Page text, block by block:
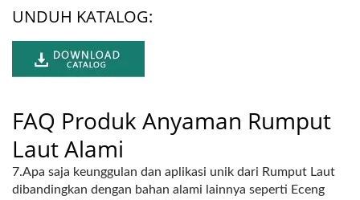
UNDUH KATALOG:
FAQ Produk Anyaman Rumput
Laut Alami
7.Apa saja keunggulan dan aplikasi unik dari Rumput Laut
dibandingkan dengan bahan alami lainnya seperti Eceng